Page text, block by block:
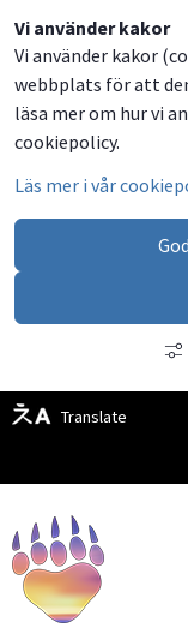
Vi använder kakor
Vi använder kakor
webbplats för att
läsa mer om hur vi
cookiepolicy.
Läs mer i vår
Translate
Dela
på
Facebook
Dela
på
Twitter
Dela
på
LinkedIn
Dela
via
email
Besök
oss
på
Facebook